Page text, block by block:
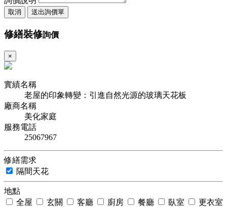
取消 送出詢價單
修繕裝修詢價
×
實績名稱
老屋的印象轉變：引進自然光源的玻璃天花板
廠商名稱
美化家庭
服務電話
25067967
修繕需求
隔間天花
地點
全屋
玄關 客廳 廚房 餐廳 臥室
更衣室